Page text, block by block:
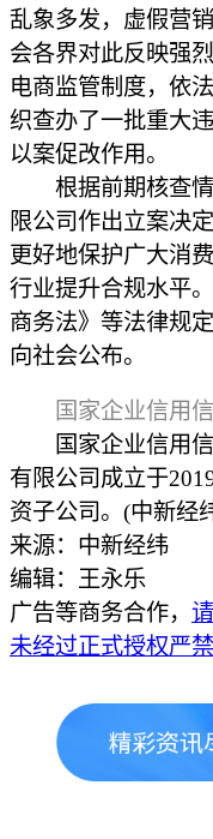
乱象多发，虚假营
会各界对此反映强
电商监管制度，依
织查办了一批重大
以案促改作用。
根据前期核查情
限公司作出立案决
更好地保护广大消
行业提升合规水平
商务法》等法律规
向社会公布。
国家企业信用
国家企业信用信
有限公司成立于
资子公司。(中新经
来源：中新经纬
编辑：王永乐
广告等商务合作，
未经过正式授权严